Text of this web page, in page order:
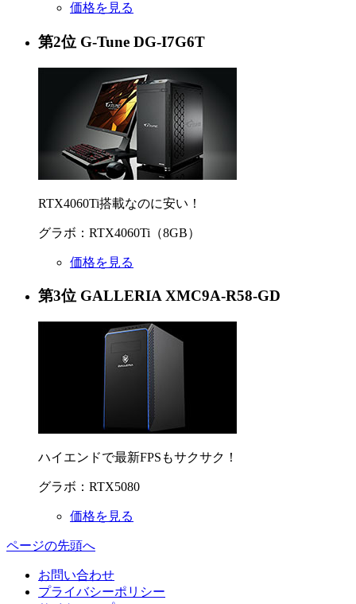
価格を見る
第2位 G-Tune DG-I7G6T
RTX4060Ti搭載なのに安い！
グラボ：RTX4060Ti（8GB）
価格を見る
第3位 GALLERIA XMC9A-R58-GD
ハイエンドで最新FPSもサクサク！
グラボ：RTX5080
価格を見る
ページの先頭へ
お問い合わせ
プライバシーポリシー